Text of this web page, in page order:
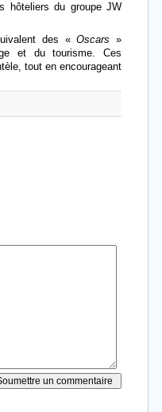
hôteliers du groupe JW
des «Oscars »
et du tourisme. Ces
tout en encourageant